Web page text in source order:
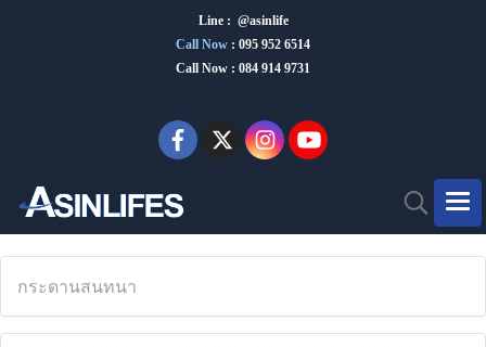
Line : @asinlife
Call Now : 095 952 6514
Call Now : 084 914 9731
กระดานสนทนา